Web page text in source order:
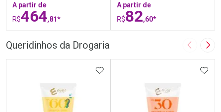
A partir de
R$464,81*
A partir de
R$82,60*
Queridinhos da Drogaria Imagem
ADICIONAR AOS FAVORITOS